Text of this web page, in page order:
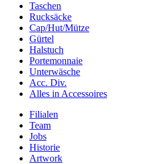
Taschen
Rucksäcke
Cap/Hut/Mütze
Gürtel
Halstuch
Portemonnaie
Unterwäsche
Acc. Div.
Alles in Accessoires
Filialen
Team
Jobs
Historie
Artwork